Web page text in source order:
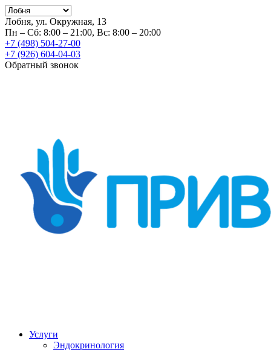
Лобня, ул. Окружная, 13
Пн – Сб: 8:00 – 21:00, Вс: 8:00 – 20:00
+7 (498) 504-27-00
+7 (926) 604-04-03
Обратный звонок
Услуги
Эндокринология